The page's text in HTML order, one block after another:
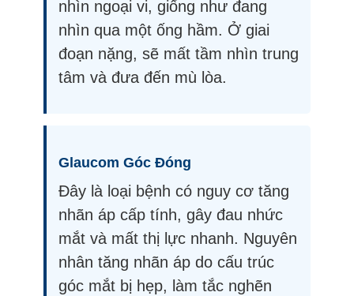
nhìn ngoại vi, giống như đang
nhìn qua một ống hầm. Ở giai
đoạn nặng, sẽ mất tầm nhìn trung
tâm và đưa đến mù lòa.
Glaucom Góc Đóng
Đây là loại bệnh có nguy cơ tăng
nhãn áp cấp tính, gây đau nhức
mắt và mất thị lực nhanh. Nguyên
nhân tăng nhãn áp do cấu trúc
góc mắt bị hẹp, làm tắc nghẽn